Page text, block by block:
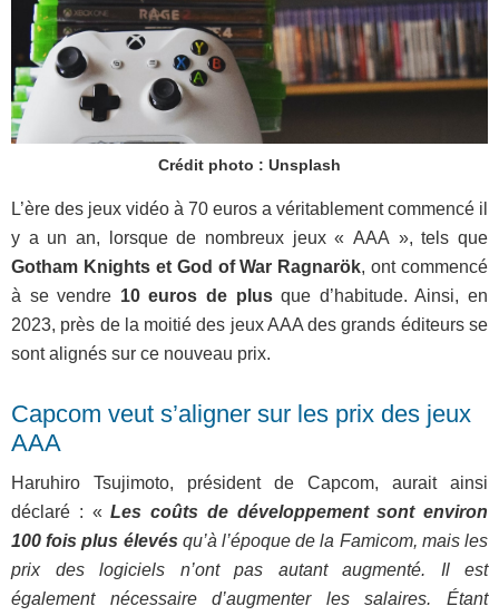
Crédit photo : Unsplash
L’ère des jeux vidéo à 70 euros a véritablement commencé il
y a un an, lorsque de nombreux jeux « AAA », tels que
Gotham Knights et God of War Ragnarök, ont commencé
à se vendre 10 euros de plusque d’habitude. Ainsi, en
2023, près de la moitié des jeux AAA des grands éditeurs se
sont alignés sur ce nouveau prix.
Capcom veut s’aligner sur les prix des jeux
AAA
Haruhiro Tsujimoto, président de Capcom, aurait ainsi
déclaré : «Les coûts de développement sont environ
100 fois plus élevés qu’à l’époque de la Famicom, mais les
prix des logiciels n’ont pas autant augmenté. Il est
également nécessaire d’augmenter les salaires. Étant